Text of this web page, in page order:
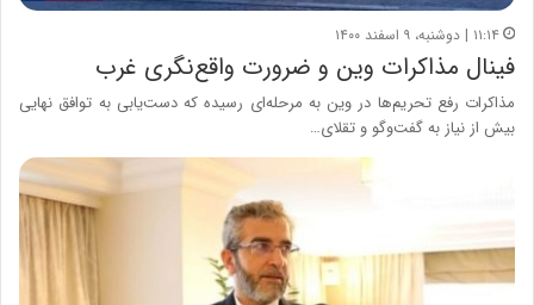
۱۱:۱۴ | دوشنبه، ۹ اسفند ۱۴۰۰
فینال مذاکرات وین و ضرورت واقع‌نگری غرب
مذاکرات رفع تحریم‌ها در وین به مرحله‌ای رسیده که دست‌یابی به توافق نهایی
بیش از نیاز به گفت‌وگو و تقلای…